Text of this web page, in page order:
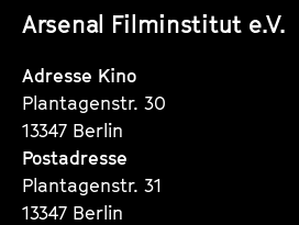
Arsenal Filminstitut e.V.
Instagram
Seite
Instagram
Seite
Instagram
Adresse Kino
Plantagenstr. 30
13347 Berlin
Postadresse
Plantagenstr. 31
13347 Berlin